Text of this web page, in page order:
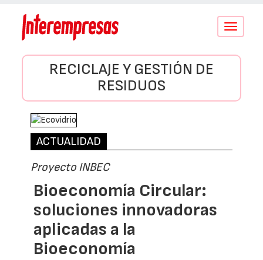
Conmutar
RECICLAJE Y GESTIÓN DE
RESIDUOS
ACTUALIDAD
Proyecto INBEC
Bioeconomía Circular:
soluciones innovadoras
aplicadas a la
Bioeconomía